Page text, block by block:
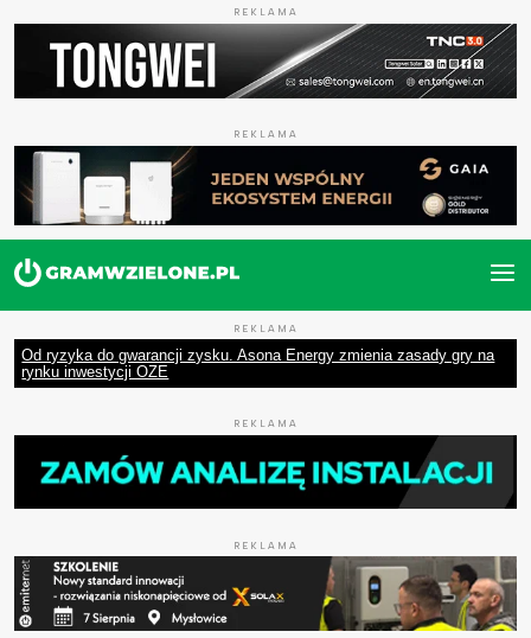
REKLAMA
REKLAMA
REKLAMA
Od ryzyka do gwarancji zysku. Asona Energy zmienia zasady gry na
rynku inwestycji OZE
REKLAMA
REKLAMA